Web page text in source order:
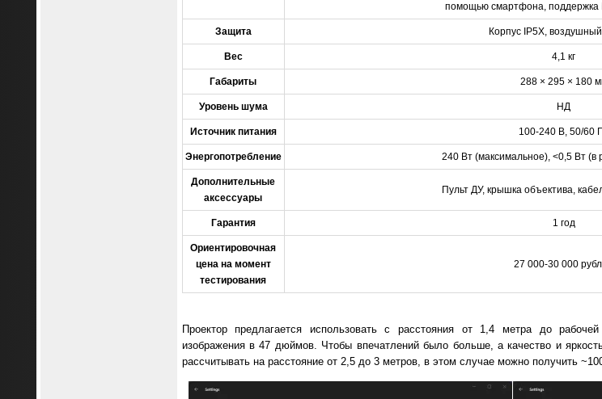
помощью смартфона, поддержка
Защита Корпус IP5X,
Вес 4,1 кг
Габариты 288 × 295 × 180
Уровень шума НД
Источник питания 100-240 В, 50/60
Энергопотребление 240 Вт (максимальное), <0,5 Вт
Дополнительные
аксессуары
Пульт ДУ, крышка объектива,
Гарантия 1 год
Ориентировочная
цена на момент
тестирования
27 000-30 000
Проектор предлагается использовать с расстояния от 1,4 метра до
изображения в 47 дюймов. Чтобы впечатлений было больше, а качество и
рассчитывать на расстояние от 2,5 до 3 метров, в этом случае можно получить